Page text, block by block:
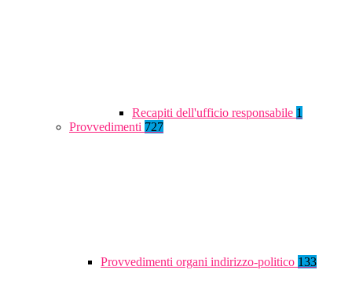
Recapiti dell'ufficio responsabile 1
Provvedimenti 727
Provvedimenti organi indirizzo-politico 133